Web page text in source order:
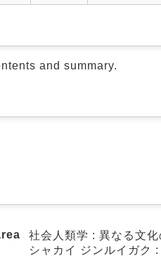
and summary.
社会人類学 : 異なる文
シャカイ ジンルイガク